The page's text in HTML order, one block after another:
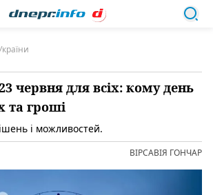
червня для всіх: кому день
та гроші
і можливостей.
ВІРСАВІЯ ГОНЧАР